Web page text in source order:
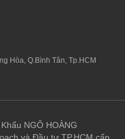
Hòa, Q.Bình Tân, Tp.HCM
NGÔ HOÀNG